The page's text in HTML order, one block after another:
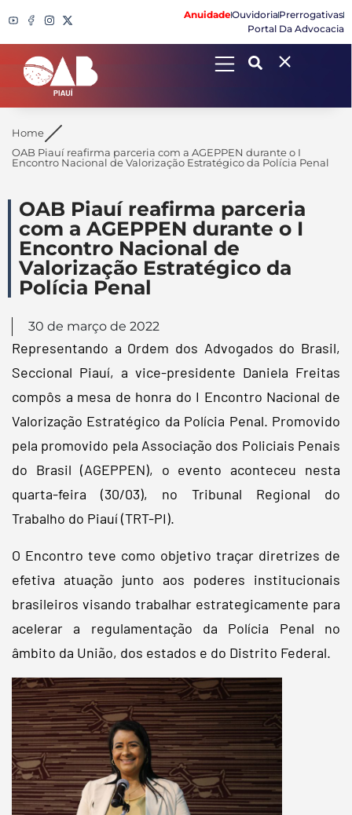
AnuidadeOuvidoriaPrerrogativas
Portal Da Advocacia
Search
Home
OAB Piauí reafirma parceria com a AGEPPEN durante o I
Encontro Nacional de Valorização Estratégico da Polícia Penal
OAB Piauí reafirma parceria
com a AGEPPEN durante o I
Encontro Nacional de
Valorização Estratégico da
Polícia Penal
30 de março de 2022
Representando a Ordem dos Advogados do Brasil,
Seccional Piauí, a vice-presidente Daniela Freitas
compôs a mesa de honra do I Encontro Nacional de
Valorização Estratégico da Polícia Penal. Promovido
pela promovido pela Associação dos Policiais Penais
do Brasil (AGEPPEN), o evento aconteceu nesta
quarta-feira (30/03), no Tribunal Regional do
Trabalho do Piauí (TRT-PI).
O Encontro teve como objetivo traçar diretrizes de
efetiva atuação junto aos poderes institucionais
brasileiros visando trabalhar estrategicamente para
acelerar a regulamentação da Polícia Penal no
âmbito da União, dos estados e do Distrito Federal.